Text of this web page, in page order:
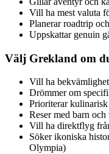
Vill ha mest valuta
Planerar roadtrip
Uppskattar genuin
Välj Grekland om
Vill ha
Drömmer om
Prioriterar
Reser med barn
Vill ha direktflyg
Söker ikoniska
Olympia)